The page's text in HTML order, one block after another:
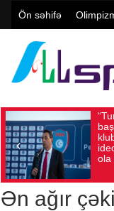
Ön səhifə
başqanı: “Biz idman
klubuyuq, bizim
ideologiya ilə işimiz
ola bilməz”
Baxış sayı: 190
Ən ağır